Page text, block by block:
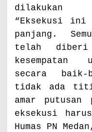
dilakukan
“Eksekusi ini
panjang.
telah diberi
kesempatan
secara baik-
tidak ada
amar
eksekusi
Humas PN